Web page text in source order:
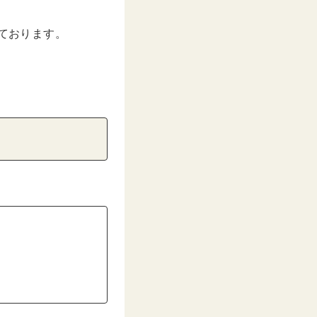
ります。